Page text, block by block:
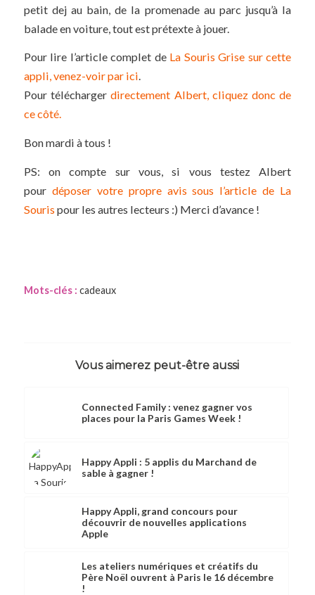
petit dej au bain, de la promenade au parc jusqu’à la
balade en voiture, tout est prétexte à jouer.
Pour lire l’article complet de La Souris Grise sur cette
appli, venez-voir par ici.
Pour téléchargerdirectement Albert, cliquez donc de
ce côté.
Bon mardi à tous !
PS: on compte sur vous, si vous testez Albert
pour déposer votre propre avis sous l’article de La
Sourispour les autres lecteurs :) Merci d’avance !
Mots-clés : cadeaux
Vous aimerez peut-être aussi
Connected Family : venez gagner vos
places pour la Paris Games Week !
Happy Appli : 5 applis du Marchand de
sable à gagner !
Happy Appli, grand concours pour
découvrir de nouvelles applications
Apple
Les ateliers numériques et créatifs du
Père Noël ouvrent à Paris le 16 décembre
!